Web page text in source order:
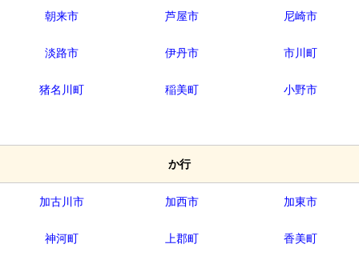
朝来市 芦屋市 尼崎市
淡路市 伊丹市 市川町
猪名川町 稲美町 小野市
か行
加古川市 加西市 加東市
神河町 上郡町 香美町